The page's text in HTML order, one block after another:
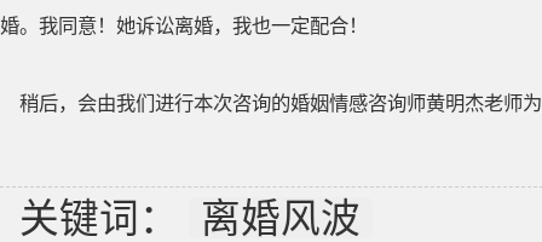
婚。我同意！她诉讼离婚，我也一定配合！
稍后，会由我们进行本次咨询的婚姻情感咨询师黄明杰老师
关键词： 离婚风波